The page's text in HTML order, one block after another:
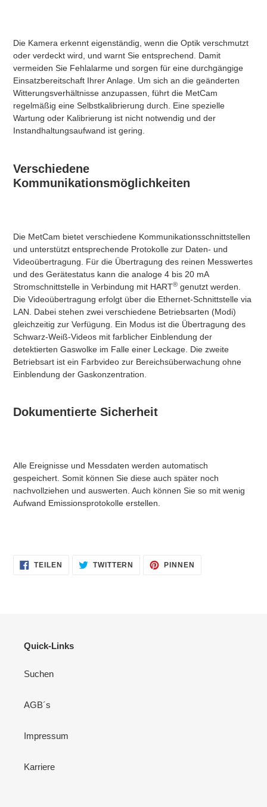
Die Kamera erkennt eigenständig, wenn die Optik verschmutzt
oder verdeckt wird, und warnt Sie entsprechend. Damit
vermeiden Sie Fehlalarme und sorgen für eine durchgängige
Einsatzbereitschaft Ihrer Anlage. Um sich an die geänderten
Witterungsverhältnisse anzupassen, führt die MetCam
regelmäßig eine Selbstkalibrierung durch. Eine spezielle
Wartung oder Kalibrierung ist nicht notwendig und der
Instandhaltungsaufwand ist gering.​
Verschiedene
Kommunikationsmöglichkeiten
Die MetCam bietet verschiedene Kommunikationsschnittstellen
und unterstützt entsprechende Protokolle zur Daten- und
Videoübertragung. Für die Übertragung des reinen Messwertes
und des Gerätestatus kann die analoge 4 bis 20 mA
Stromschnittstelle in Verbindung mit HART® genutzt werden.
Die Videoübertragung erfolgt über die Ethernet-Schnittstelle via
LAN. Dabei stehen zwei verschiedene Betriebsarten (Modi)
gleichzeitig zur Verfügung. Ein Modus ist die Übertragung des
Schwarz-Weiß-Videos mit farblicher Einblendung der
detektierten Gaswolke im Falle einer Leckage. Die zweite
Betriebsart ist ein Farbvideo zur Bereichsüberwachung ohne
Einblendung der Gaskonzentration.​
Dokumentierte Sicherheit
Alle Ereignisse und Messdaten werden automatisch
gespeichert. Somit können Sie diese auch später noch
nachvollziehen und auswerten. Auch können Sie so mit wenig
Aufwand Emissionsprotokolle erstellen.​
TEILEN
FACEBOOK
TWITTERN AUF
TWITTER
PINNEN
Quick-Links
Suchen
AGB´s
Impressum
Karriere